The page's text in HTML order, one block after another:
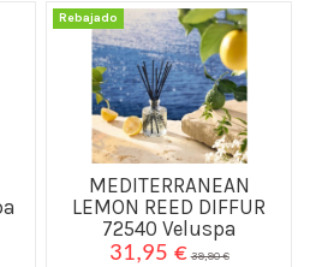
Rebajado
MEDITERRANEAN
LEMON REED DIFFUR
72540 Veluspa
31,95 € 39,90 €